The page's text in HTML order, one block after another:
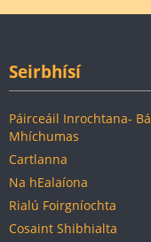
Seirbhísí
Páirceáil Inrochtana-
Mhíchumas
Cartlanna
Na hEalaíona
Rialú Foirgníochta
Cosaint Shibhialta